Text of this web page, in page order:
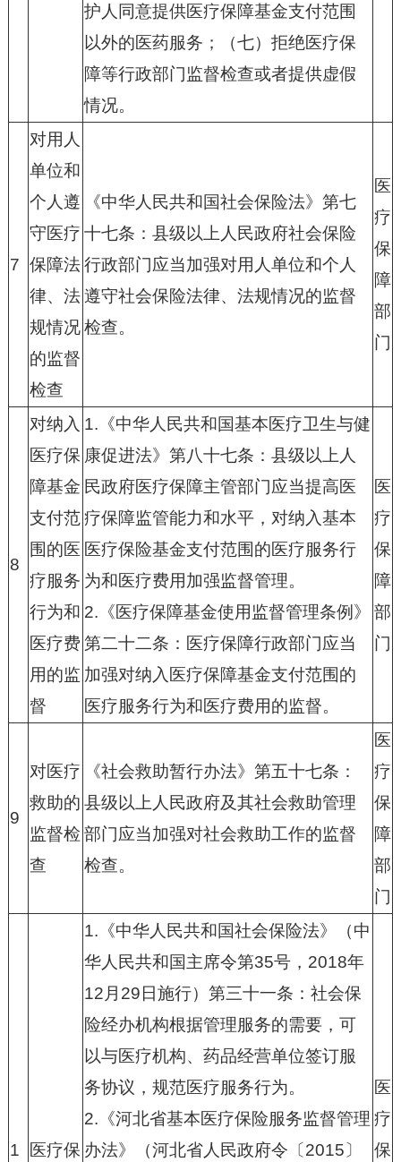
护人同意提供医疗保障基金支付范围
以外的医药服务；（七）拒绝医疗保
障等行政部门监督检查或者提供虚假
情况。
7
对用人
单位和
个人遵
守医疗
保障法
律、法
规情况
的监督
检查
《中华人民共和国社会保险法》第七
十七条：县级以上人民政府社会保险
行政部门应当加强对用人单位和个人
遵守社会保险法律、法规情况的监督
检查。
医
疗
保
障
部
门
8
对纳入
医疗保
障基金
支付范
围的医
疗服务
行为和
医疗费
用的监
督
1. 《中华人民共和国基本医疗卫生与健
康促进法》第八十七条：县级以上人
民政府医疗保障主管部门应当提高医
疗保障监管能力和水平，对纳入基本
医疗保险基金支付范围的医疗服务行
为和医疗费用加强监督管理。
2. 《医疗保障基金使用监督管理条例》
第二十二条：医疗保障行政部门应当
加强对纳入医疗保障基金支付范围的
医疗服务行为和医疗费用的监督。
医
疗
保
障
部
门
9
对医疗
救助的
监督检
查
《社会救助暂行办法》第五十七条：
县级以上人民政府及其社会救助管理
部门应当加强对社会救助工作的监督
检查。
医
疗
保
障
部
门
1 医疗保
1. 《中华人民共和国社会保险法》（中
华人民共和国主席令第35号， 2018年
12 月 29 日施行）第三十一条：社会保
险经办机构根据管理服务的需要，可
以与医疗机构、药品经营单位签订服
务协议，规范医疗服务行为。
2. 《河北省基本医疗保险服务监督管理
办法》（河北省人民政府令〔 2015 〕
医
疗
保